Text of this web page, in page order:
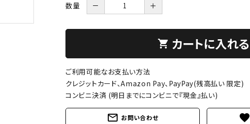
数量 － ＋
shopping_cart カートに入れる
ご利用可能なお支払い方法
クレジットカード、Amazon Pay、PayPay(残高払い 限定)
コンビニ決済 (明日までにコンビニで『現金』払い)
mail_outline お問い合わせ favorite